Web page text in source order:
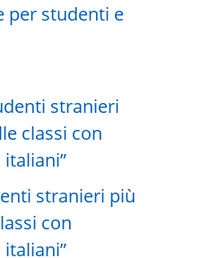
per studenti e
stranieri più
con